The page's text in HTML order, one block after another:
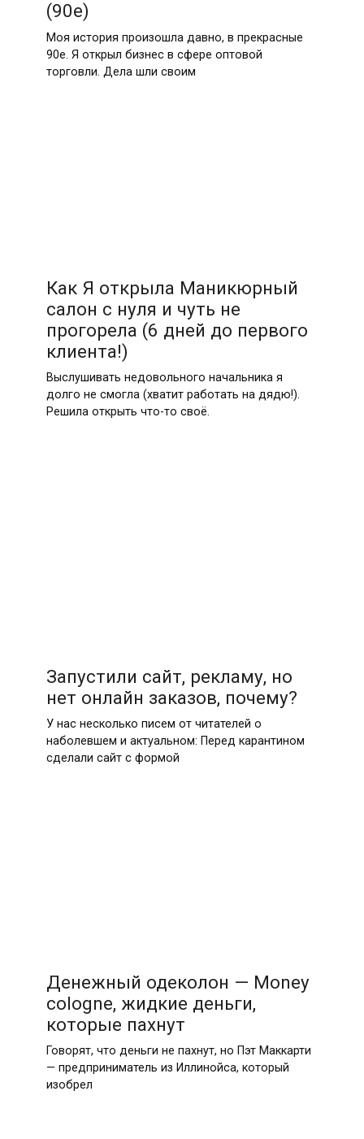
(90е)
Моя история произошла давно, в прекрасные
90е. Я открыл бизнес в сфере оптовой
торговли. Дела шли своим
Как Я открыла Маникюрный
салон с нуля и чуть не
прогорела (6 дней до первого
клиента!)
Выслушивать недовольного начальника я
долго не смогла (хватит работать на дядю!).
Решила открыть что-то своё.
Запустили сайт, рекламу, но
нет онлайн заказов, почему?
У нас несколько писем от читателей о
наболевшем и актуальном: Перед карантином
сделали сайт с формой
Денежный одеколон — Money
cologne, жидкие деньги,
которые пахнут
Говорят, что деньги не пахнут, но Пэт Маккарти
— предприниматель из Иллинойса, который
изобрел